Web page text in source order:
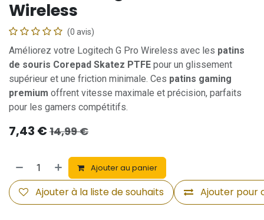
Wireless
(0 avis)
Améliorez votre Logitech G Pro Wireless avec les patins
de souris Corepad Skatez PTFE pour un glissement
supérieur et une friction minimale. Ces patins gaming
premium offrent vitesse maximale et précision, parfaits
pour les gamers compétitifs.
7,43 € 14,99€
Ajouter au panier
Ajouter pour
Ajouter à la liste de souhaits